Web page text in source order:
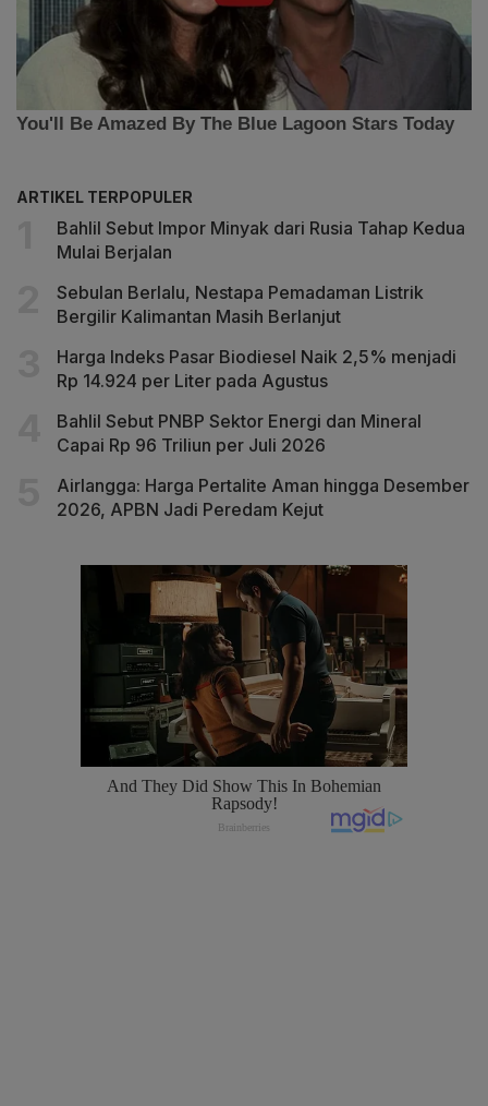
ARTIKEL TERPOPULER
Bahlil Sebut Impor Minyak dari Rusia Tahap Kedua
Mulai Berjalan
Sebulan Berlalu, Nestapa Pemadaman Listrik
Bergilir Kalimantan Masih Berlanjut
Harga Indeks Pasar Biodiesel Naik 2,5% menjadi
Rp 14.924 per Liter pada Agustus
Bahlil Sebut PNBP Sektor Energi dan Mineral
Capai Rp 96 Triliun per Juli 2026
Airlangga: Harga Pertalite Aman hingga Desember
2026, APBN Jadi Peredam Kejut